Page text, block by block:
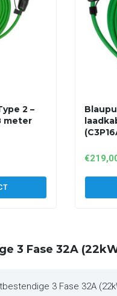
2 –
meter
€
3 Fase 32A
3 Fase 32A